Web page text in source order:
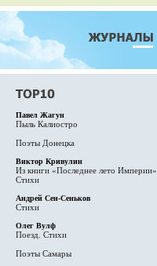
Павел Жагун
Пыль Калиостро
Поэты Донецка
Виктор Кривулин
Из книги «Последнее лето Империи».
Стихи
Андрей Сен-Сеньков
Стихи
Олег Вулф
Поезд. Стихи
Поэты Самары